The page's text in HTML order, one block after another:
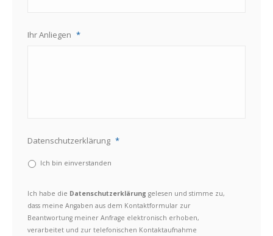
Ihr Anliegen *
Datenschutzerklärung *
Ich bin einverstanden
Ich habe die Datenschutzerklärung gelesen und stimme zu,
dass meine Angaben aus dem Kontaktformular zur
Beantwortung meiner Anfrage elektronisch erhoben,
verarbeitet und zur telefonischen Kontaktaufnahme